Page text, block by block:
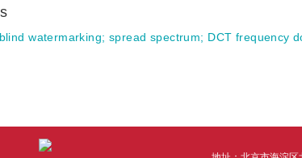
watermarking;spread spectrum; DCT frequency